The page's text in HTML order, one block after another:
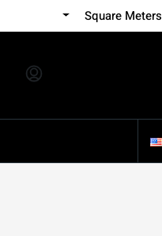
Square Meters